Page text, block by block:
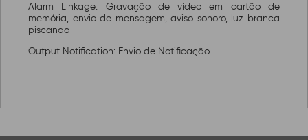
Alarm Linkage: Gravação de vídeo em cartão de
memória, envio de mensagem, aviso sonoro, luz branca
piscando
Output Notification: Envio de Notificação